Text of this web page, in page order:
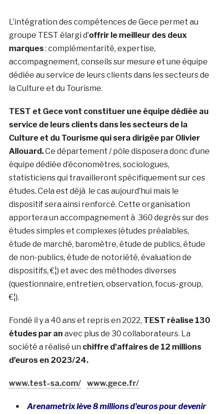
L’intégration des compétences de Gece permet au
groupe TEST élargi d’offrir le meilleur des deux
marques: complémentarité, expertise,
accompagnement, conseils sur mesure et une équipe
dédiée au service de leurs clients dans les secteurs de
la Culture et du Tourisme.
TEST et Gece vont constituer une équipe dédiée au
service de leurs clients dans les secteurs de la
Culture et du Tourisme qui sera dirigée par Olivier
Allouard.Ce département / pôle disposera donc d’une
équipe dédiée d’économètres, sociologues,
statisticiens qui travailleront spécifiquement sur ces
études. Cela est déjà le cas aujourd’hui mais le
dispositif sera ainsi renforcé. Cette organisation
apportera un accompagnement à 360 degrès sur des
études simples et complexes (études préalables,
étude de marché, baromètre, étude de publics, étude
de non-publics, étude de notoriété, évaluation de
dispositifs, €¦) et avec des méthodes diverses
(questionnaire, entretien, observation, focus-group,
€¦).
Fondé il y a 40 ans et repris en 2022, TEST réalise 130
études par an avec plus de 30 collaborateurs. La
société a réalisé un chiffre d’affaires de 12 millions
d’euros en 2023/24.
www.test-sa.com/ www.gece.fr/
Arenametrix lève 8 millions d’euros pour devenir